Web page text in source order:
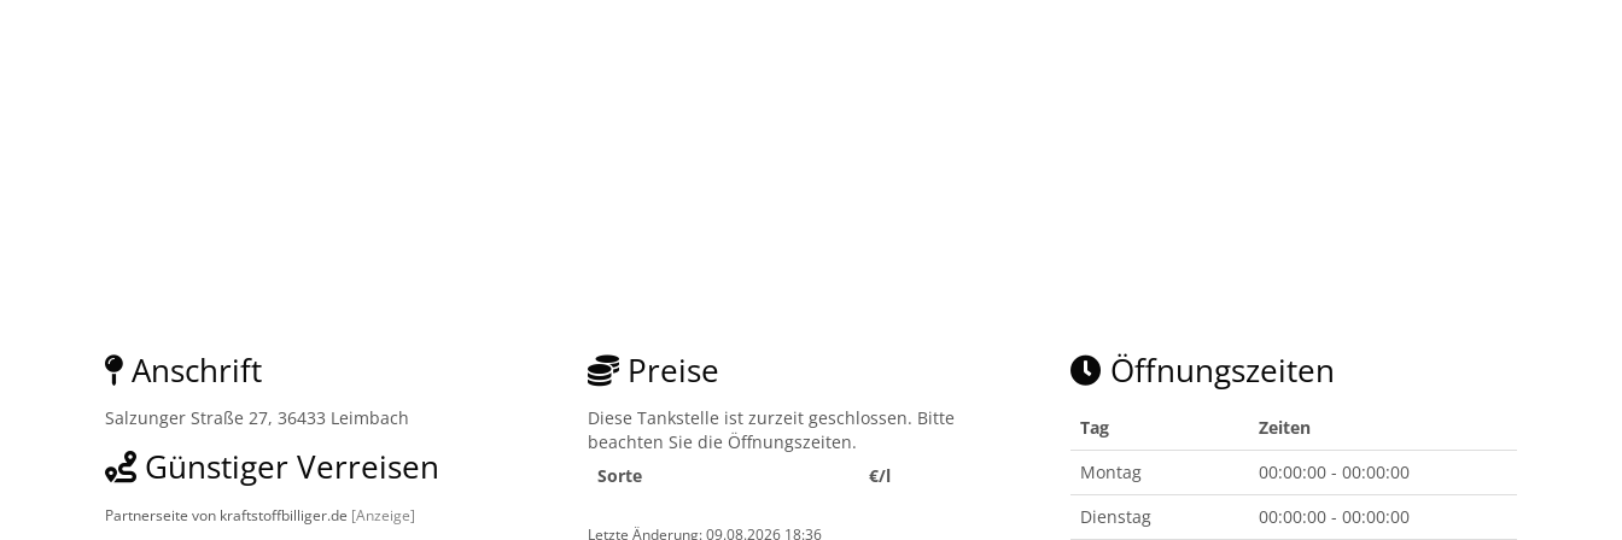
Anschrift
Salzunger Straße 27, 36433 Leimbach
Günstiger Verreisen
Partnerseite von kraftstoffbilliger.de [Anzeige]
Preise
Diese Tankstelle ist zurzeit geschlossen. Bitte
beachten Sie die Öffnungszeiten.
Sorte
€/l
Letzte Änderung: 09.08.2026 18:36
Öffnungszeiten
Tag
Zeiten
Montag
00:00:00 - 00:00:00
Dienstag
00:00:00 - 00:00:00